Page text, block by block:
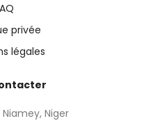
privée
légales
Niamey, Niger